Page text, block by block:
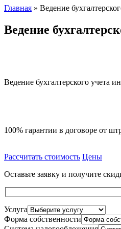
Главная » Ведение
Ведение
Ведение бухгалтерского учета
100% гарантии в договоре от
Рассчитать стоимость Цены
Оставьте заявку и получите
Услуга
Форма собственности